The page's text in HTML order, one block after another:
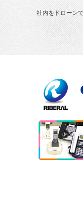
社内をドローン